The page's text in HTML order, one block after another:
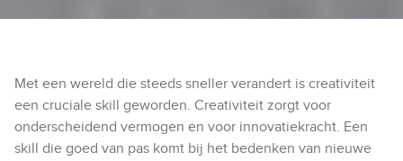
Met een wereld die steeds sneller verandert is creativiteit
een cruciale skill geworden. Creativiteit zorgt voor
onderscheidend vermogen en voor innovatiekracht. Een
skill die goed van pas komt bij het bedenken van nieuwe